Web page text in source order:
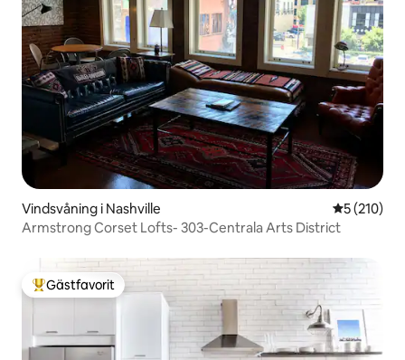
Vindsvåning i Nashville 5 av 5 i
5 (210)
Armstrong Corset Lofts- 303-Centrala Arts District
Populär gästfavorit
Gästfavorit